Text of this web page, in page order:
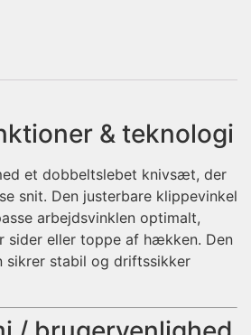
& teknologi
et dobbeltslebet knivsæt, der
snit. Den justerbare klippevinkel
arbejdsvinklen optimalt,
sider eller toppe af hækken. Den
sikrer stabil og driftssikker